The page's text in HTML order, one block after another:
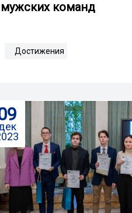
мужских команд
Достижения